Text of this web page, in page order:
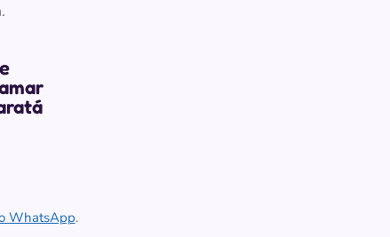
WhatsApp.